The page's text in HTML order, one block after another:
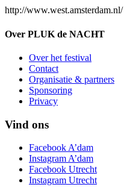
http://www.west.amsterdam.nl/
Over PLUK de NACHT
Over het festival
Contact
Organisatie & partners
Sponsoring
Privacy
Vind ons
Facebook A’dam
Instagram A’dam
Facebook Utrecht
Instagram Utrecht